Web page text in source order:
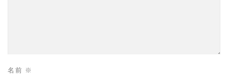
名前 ※